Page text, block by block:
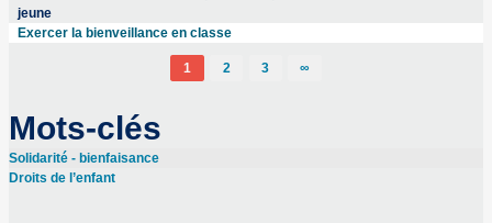
jeune
Exercer la bienveillance en classe
1 2 3 ∞
Mots-clés
Solidarité - bienfaisance
Droits de l’enfant